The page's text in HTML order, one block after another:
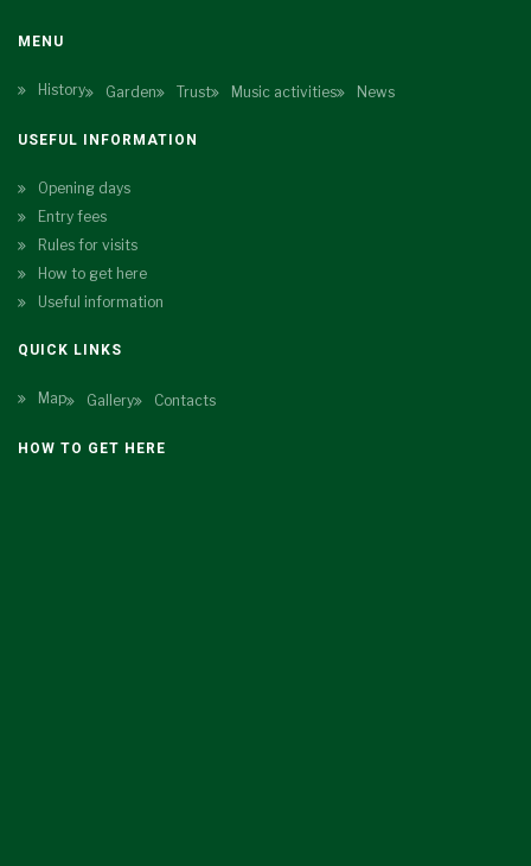
MENU
History Garden Trust Music activities News
USEFUL INFORMATION
Opening days
Entry fees
Rules for visits
How to get here
Useful information
QUICK LINKS
Map Gallery Contacts
HOW TO GET HERE